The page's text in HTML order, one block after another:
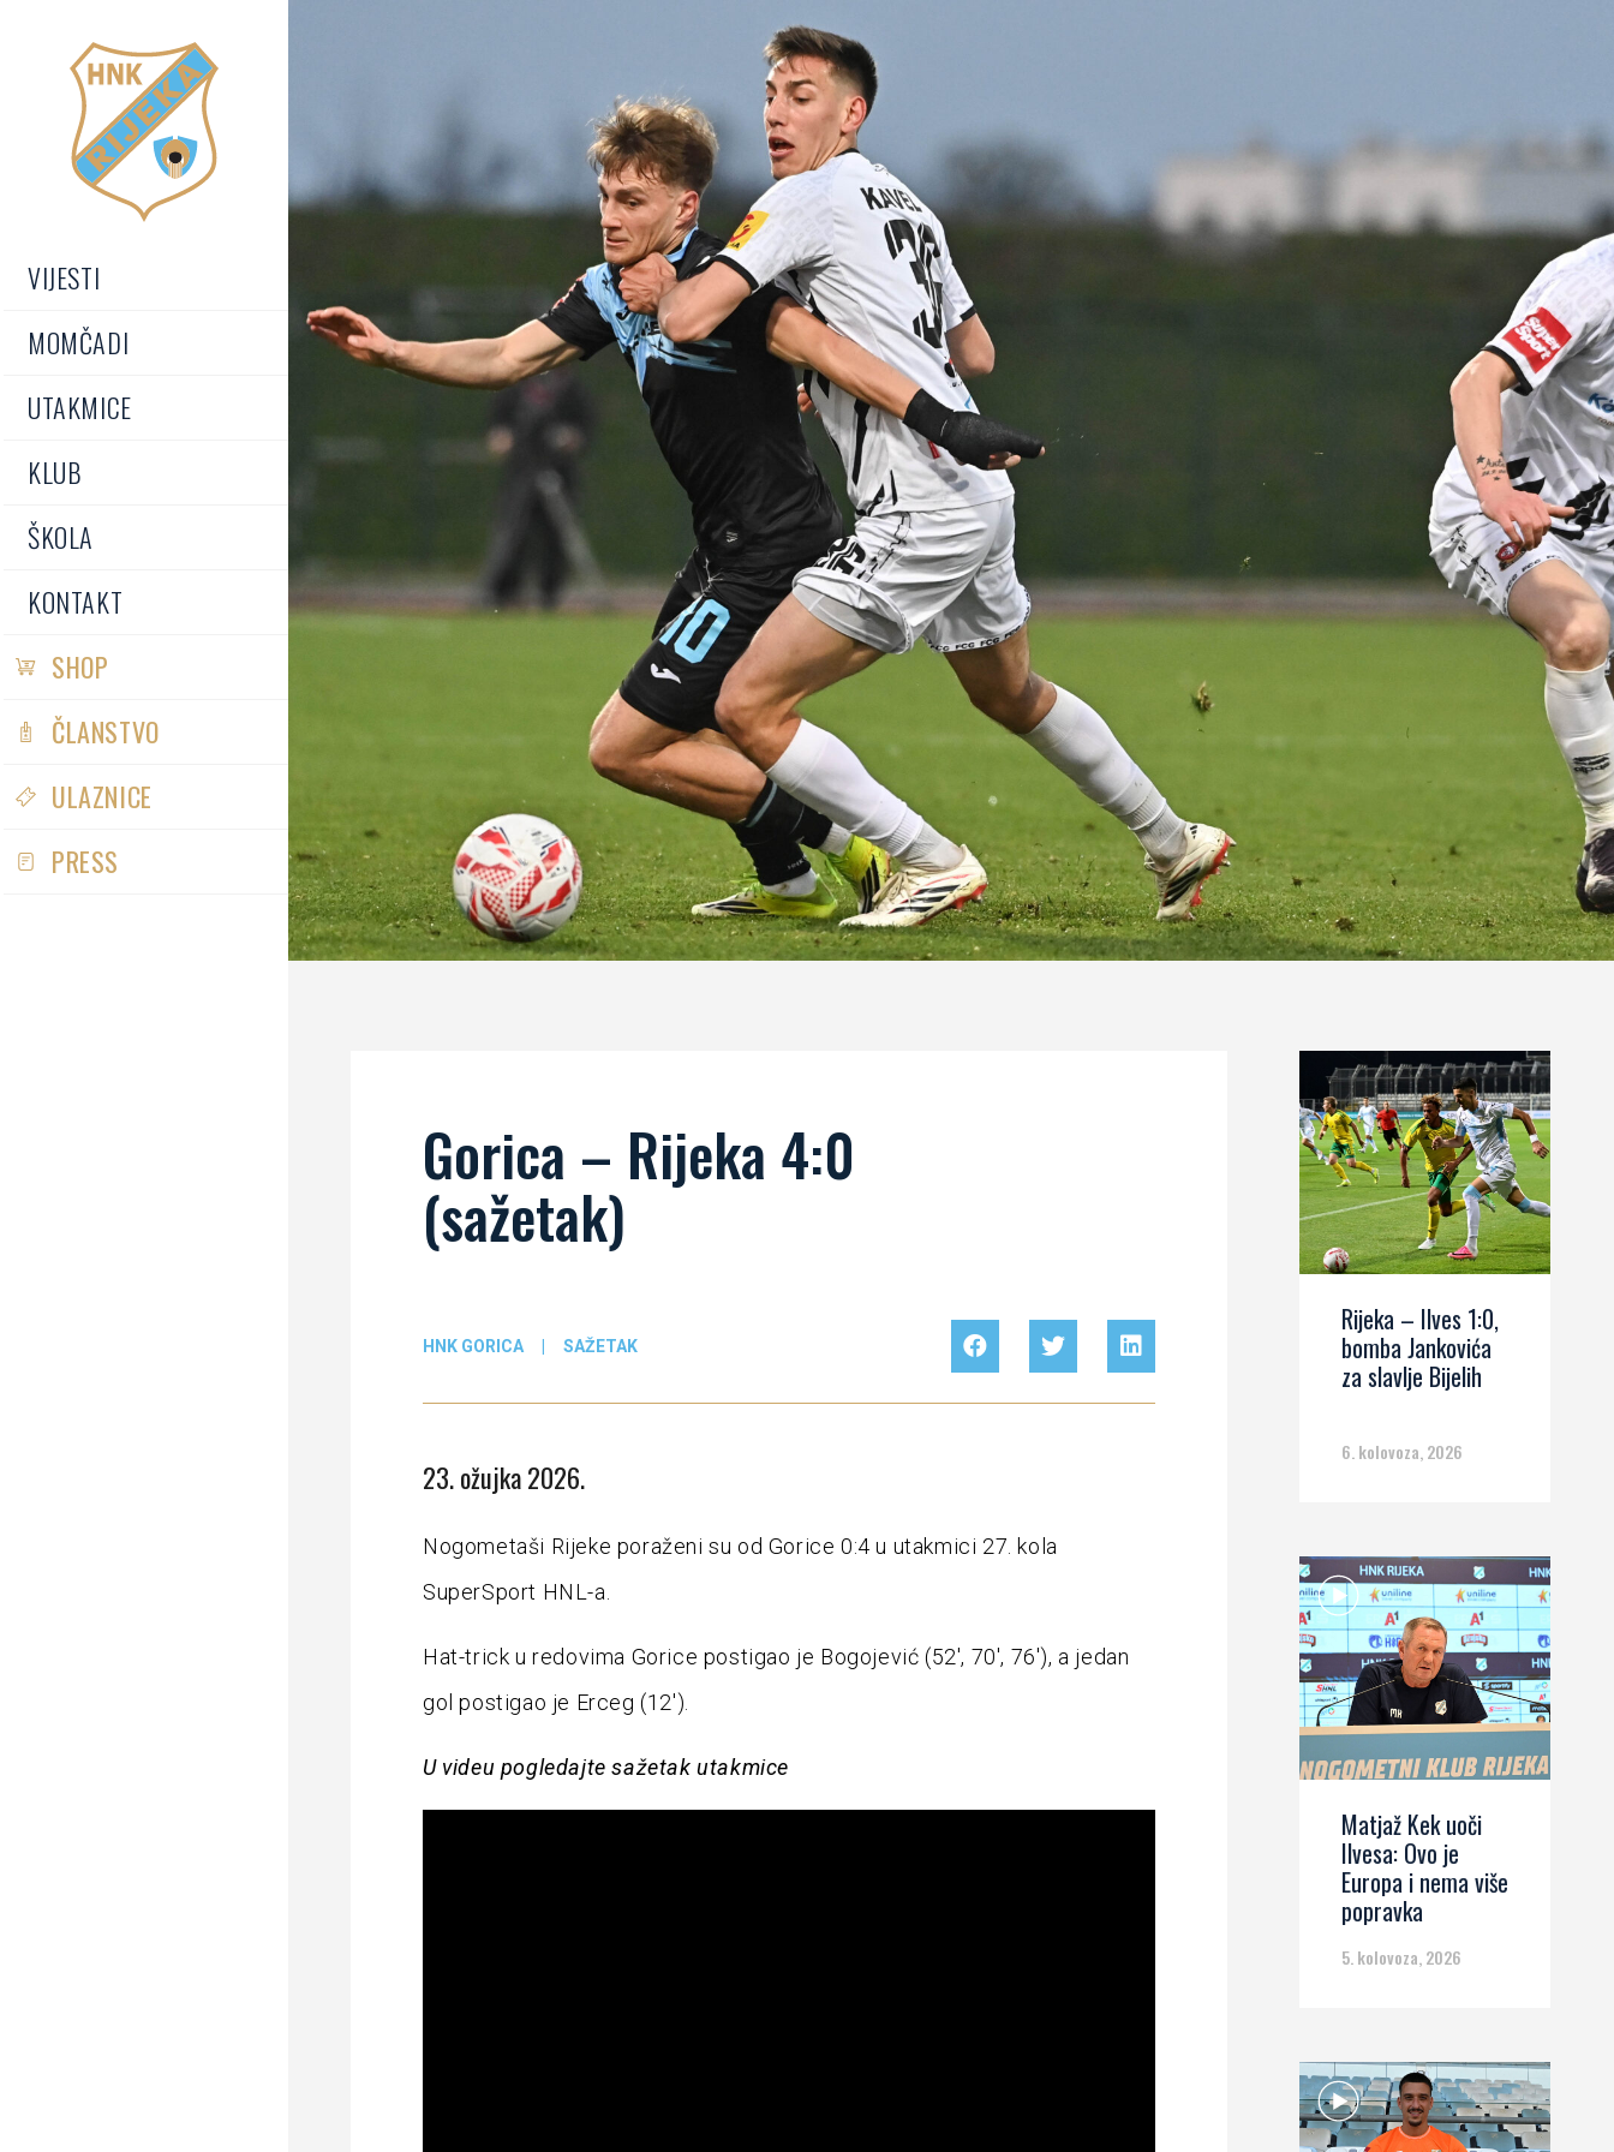
VIJESTI
MOMČADI
UTAKMICE
KLUB
ŠKOLA
KONTAKT
SHOP
ČLANSTVO
ULAZNICE
PRESS
Gorica – Rijeka 4:0
(sažetak)
HNK GORICA SAŽETAK
23. ožujka 2026.
Nogometaši Rijeke poraženi su od Gorice 0:4 u utakmici 27. kola
SuperSport HNL-a.
Hat-trick u redovima Gorice postigao je Bogojević (52′, 70′, 76′), a jedan
gol postigao je Erceg (12′).
U videu pogledajte sažetak utakmice
Rijeka – Ilves 1:0,
bomba Jankovića
za slavlje Bijelih
6. kolovoza, 2026
Matjaž Kek uoči
Ilvesa: Ovo je
Europa i nema više
popravka
5. kolovoza, 2026